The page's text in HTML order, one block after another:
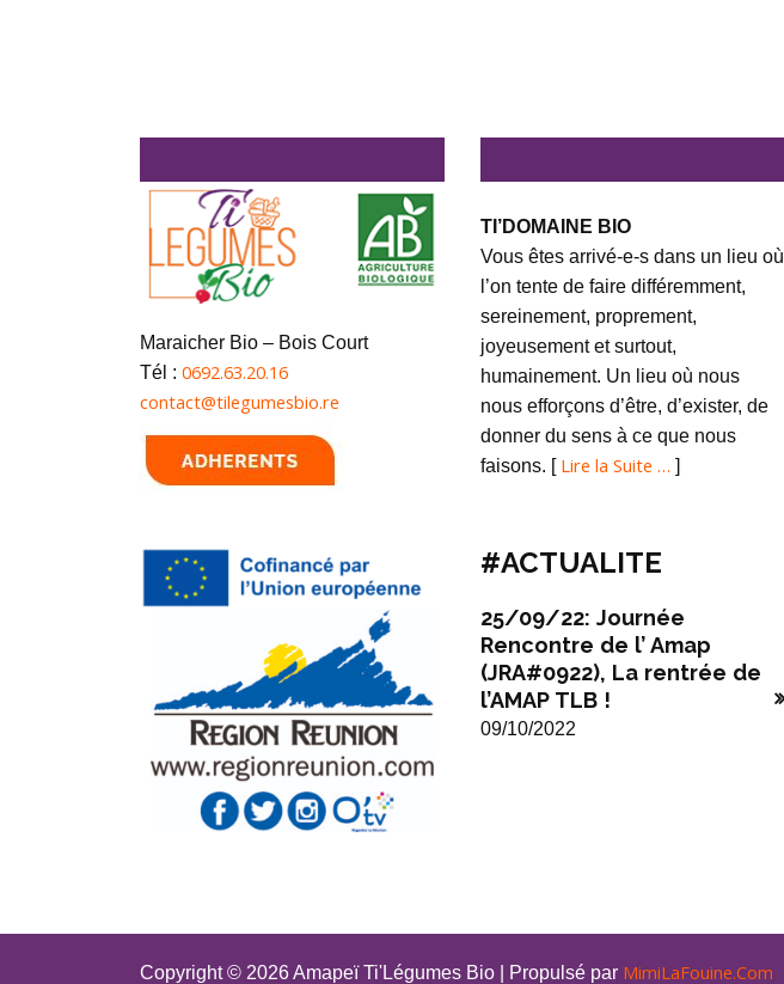
Maraicher Bio – Bois Court
Tél : 0692.63.20.16
contact@tilegumesbio.re
TI’DOMAINE BIO
Vous êtes arrivé-e-s dans un lieu où
l’on tente de faire différemment,
sereinement, proprement,
joyeusement et surtout,
humainement. Un lieu où nous
nous efforçons d’être, d’exister, de
donner du sens à ce que nous
faisons. [ Lire la Suite … ]
#ACTUALITE
25/09/22: Journée
Rencontre de l’ Amap
(JRA#0922), La rentrée de
l’AMAP TLB !
09/10/2022
Copyright © 2026 Amapeï Ti'Légumes Bio | Propulsé par MimiLaFouine.Com